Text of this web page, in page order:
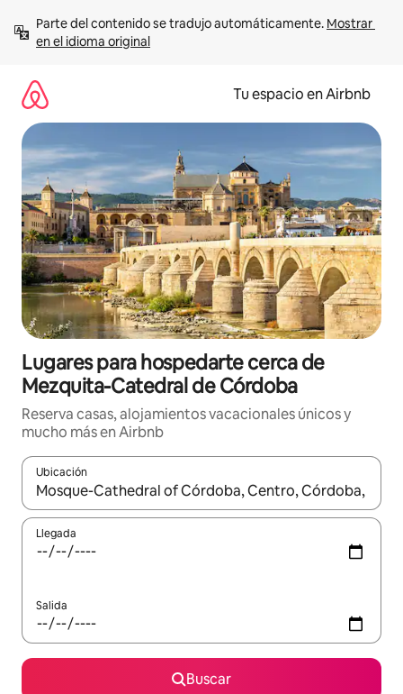
contenido
Parte del contenido se tradujo automáticamente. Mostrar
en el idioma original
Tu espacio en Airbnb
Lugares para hospedarte cerca de
Mezquita-Catedral de Córdoba
Reserva casas, alojamientos vacacionales únicos y
mucho más en Airbnb
Ubicación
Cuando los resultados estén disponibles, podrás navegar
Llegada
Salida
Buscar